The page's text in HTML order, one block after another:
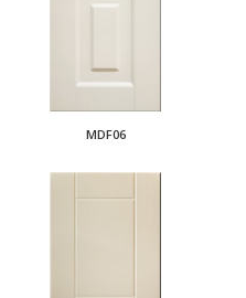
MDF06